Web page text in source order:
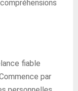
fiable
par